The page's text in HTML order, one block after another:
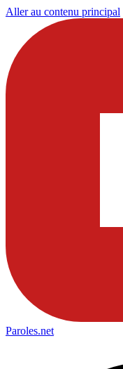
Aller au contenu principal
Paroles.net